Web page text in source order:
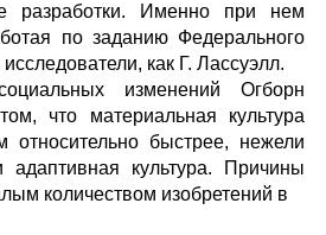
разработки. Именно при нем
по заданию Федерального
как Г. Лассуэлл.
изменений Огборн
что материальная культура
относительно быстрее, нежели
адаптивная культурa. Причины
количеством изобретений в